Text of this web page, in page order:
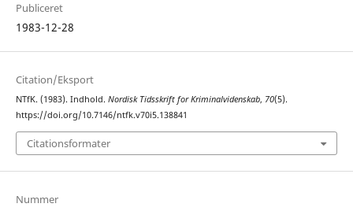
Publiceret
1983-12-28
Citation/Eksport
NTfK. (1983). Indhold. Nordisk Tidsskrift for Kriminalvidenskab, 70(5).
https://doi.org/10.7146/ntfk.v70i5.138841
Citationsformater
Nummer